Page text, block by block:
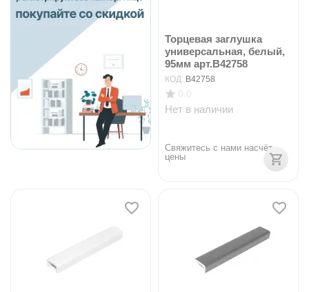
Торцевая заглушка
универсальная, белый,
95мм арт.B42758
КОД: B42758
Нет в наличии
Свяжитесь с нами насчёт
цены